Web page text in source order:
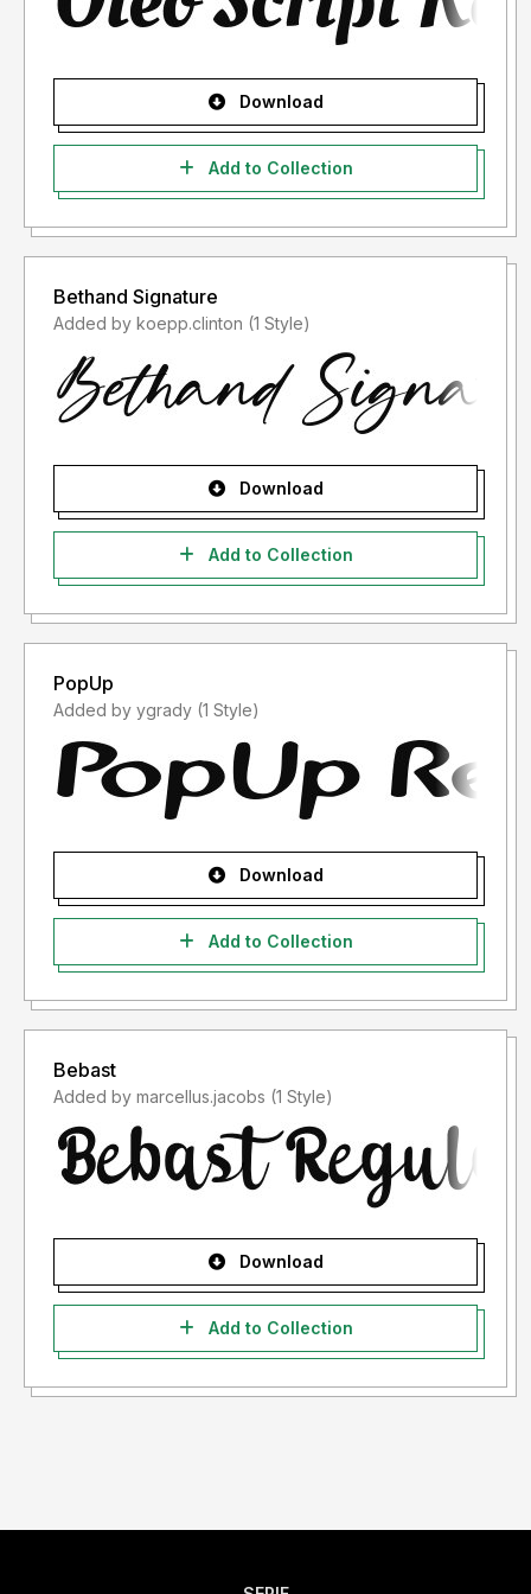
- Lisensi font setelah penggunaan silahkan gunakan sesuai
terms & condition yang berlaku setelah anda membeli
Informasi tentang Lisensi apa yang akan anda perlukan,
silahkan menghubungi kami di :
Download
Add to Collection
Bethand Signature
Added by koepp.clinton (1 Style)
Download
Add to Collection
PopUp
Added by ygrady (1 Style)
Download
Add to Collection
Bebast
Added by marcellus.jacobs (1 Style)
Download
Add to Collection